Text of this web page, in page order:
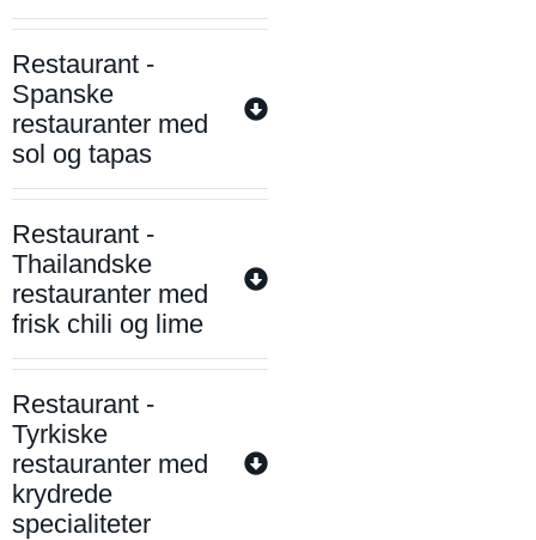
Restaurant -
Spanske
restauranter med
sol og tapas
Restaurant -
Thailandske
restauranter med
frisk chili og lime
Restaurant -
Tyrkiske
restauranter med
krydrede
specialiteter